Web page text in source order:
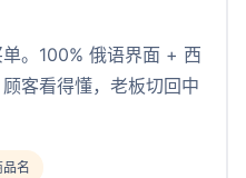
。100% 俄语界面 + 西
客看得懂，老板切回中
名